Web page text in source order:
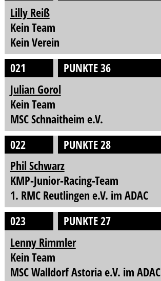
Lilly Reiß
Kein Team
Kein Verein
021
PUNKTE 36
Julian Gorol
Kein Team
MSC Schnaitheim e.V.
022
PUNKTE 28
Phil Schwarz
KMP-Junior-Racing-Team
1. RMC Reutlingen e.V. im ADAC
023
PUNKTE 27
Lenny Rimmler
Kein Team
MSC Walldorf Astoria e.V. im ADAC